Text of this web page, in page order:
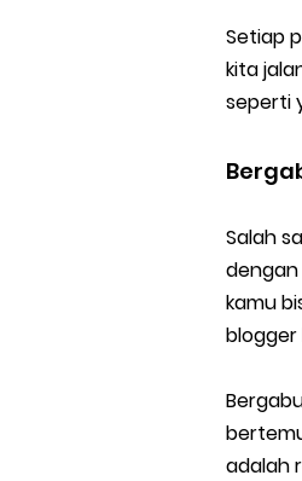
Setiap
kita
seperti
Salah
dengan
kamu
blogger
adalah